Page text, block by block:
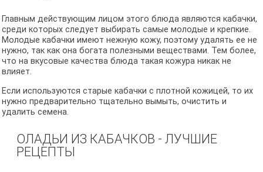
Главным действующим лицом этого блюда являются кабачки,
среди которых следует выбирать самые молодые и крепкие.
Молодые кабачки имеют нежную кожу, поэтому удалять ее не
нужно, так как она богата полезными веществами. Тем более,
что на вкусовые качества блюда такая кожура никак не
влияет.
Если используются старые кабачки с плотной кожицей, то их
нужно предварительно тщательно вымыть, очистить и
удалить семена.
ОЛАДЬИ ИЗ КАБАЧКОВ - ЛУЧШИЕ
РЕЦЕПТЫ